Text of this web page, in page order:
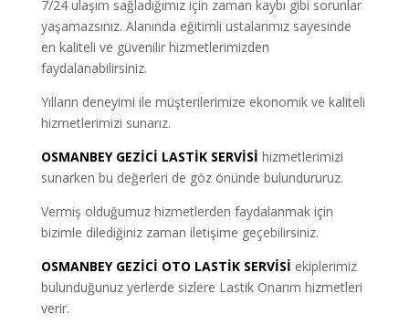
7/24 ulaşım sağladığımız için zaman kaybı gibi sorunlar
yaşamazsınız. Alanında eğitimli ustalarımız sayesinde
en kaliteli ve güvenilir hizmetlerimizden
faydalanabilirsiniz.
Yılların deneyimi ile müşterilerimize ekonomik ve kaliteli
hizmetlerimizi sunarız.
OSMANBEY GEZİCİ LASTİK SERVİSİ hizmetlerimizi
sunarken bu değerleri de göz önünde bulundururuz.
Vermiş olduğumuz hizmetlerden faydalanmak için
bizimle dilediğiniz zaman iletişime geçebilirsiniz.
OSMANBEY GEZİCİ OTO LASTİK SERVİSİ ekiplerimiz
bulunduğunuz yerlerde sizlere Lastik Onarım hizmetleri
verir.